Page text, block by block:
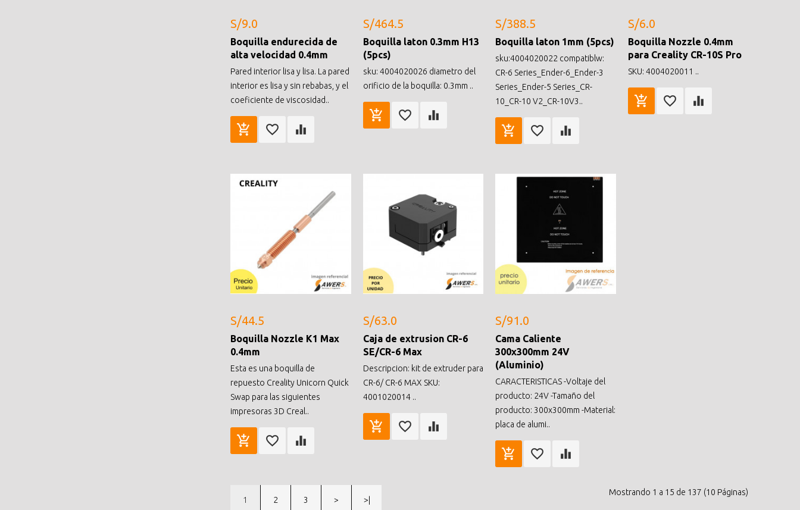
S/9.0
Boquilla endurecida de
alta velocidad 0.4mm
Pared interior lisa y lisa. La pared
interior es lisa y sin rebabas, y el
coeficiente de viscosidad..
S/464.5
Boquilla laton 0.3mm H13
(5pcs)
sku: 4004020026 diametro del
orificio de la boquilla: 0.3mm ..
S/388.5
Boquilla laton 1mm (5pcs)
sku:4004020022 compatiblw:
CR-6 Series_Ender-6_Ender-3
Series_Ender-5 Series_CR-
10_CR-10 V2_CR-10V3..
S/6.0
Boquilla Nozzle 0.4mm
para Creality CR-10S Pro
SKU: 4004020011 ..
S/44.5
Boquilla Nozzle K1 Max
0.4mm
Esta es una boquilla de
repuesto Creality Unicorn Quick
Swap para las siguientes
impresoras 3D Creal..
S/63.0
Caja de extrusion CR-6
SE/CR-6 Max
Descripcion: kit de extruder para
CR-6/ CR-6 MAX SKU:
4001020014 ..
S/91.0
Cama Caliente
300x300mm 24V
(Aluminio)
CARACTERISTICAS -Voltaje del
producto: 24V -Tamaño del
producto: 300x300mm -Material:
placa de alumi..
1 2 3 > >|
Mostrando 1 a 15 de 137 (10 Páginas)